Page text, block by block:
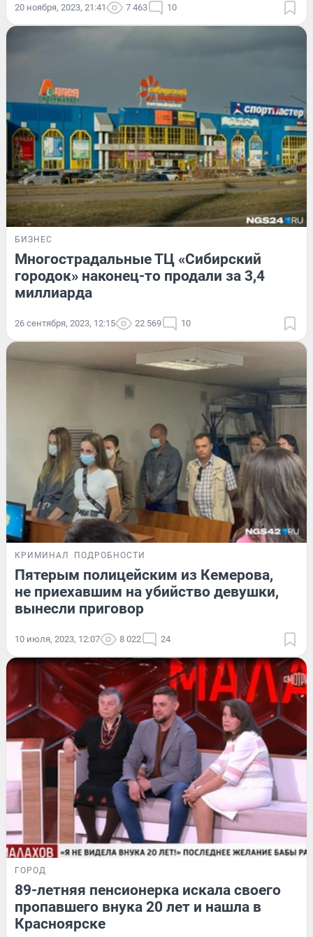
20 ноября, 2023, 21:41 7 463 10
БИЗНЕС
Многострадальные ТЦ «Сибирский
городок» наконец-то продали за 3,4
миллиарда
26 сентября, 2023, 12:15 22 569 10
КРИМИНАЛ ПОДРОБНОСТИ
Пятерым полицейским из Кемерова,
не приехавшим на убийство девушки,
вынесли приговор
10 июля, 2023, 12:07 8 022 24
ГОРОД
89-летняя пенсионерка искала своего
пропавшего внука 20 лет и нашла в
Красноярске